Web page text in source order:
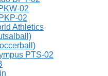
02
02
Athletics
PTS-02